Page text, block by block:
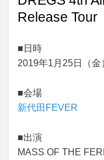
Release Tour
■日時
2019年1月25日（金
■会場
新代田FEVER
■出演
MASS OF THE